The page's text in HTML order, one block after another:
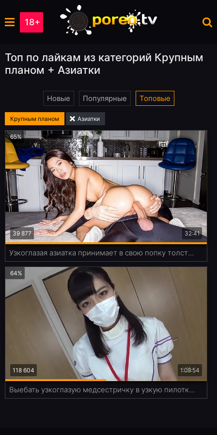
18+
Топ по лайкам из категорий Крупным
планом + Азиатки
Новые Популярные Топовые
Крупным планом Азиатки
32:41
65%
39 877
Узкоглазая азиатка принимает в свою попку толстенный хуй
1:09:54
64%
118 604
Выебать узкоглазую медсестричку в узкую пилотку - мечта любого анимешника